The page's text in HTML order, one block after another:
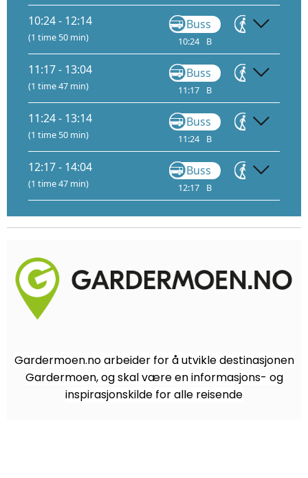
10:24 - 12:14
(1 time 50 min)
Buss
10:24 B
Gå
11:17 - 13:04
(1 time 47 min)
Buss
11:17 B
Gå
11:24 - 13:14
(1 time 50 min)
Buss
11:24 B
Gå
12:17 - 14:04
(1 time 47 min)
Buss
12:17 B
Gå
Gardermoen.no arbeider for å utvikle destinasjonen
Gardermoen, og skal være en informasjons- og
inspirasjonskilde for alle reisende